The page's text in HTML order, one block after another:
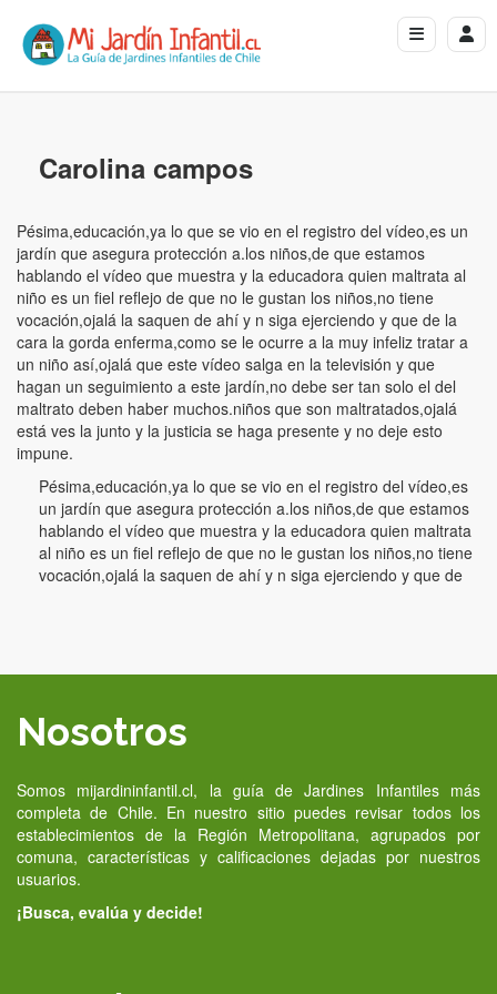
Carolina campos
Pésima,educación,ya lo que se vio en el registro del vídeo,es un
jardín que asegura protección a.los niños,de que estamos
hablando el vídeo que muestra y la educadora quien maltrata al
niño es un fiel reflejo de que no le gustan los niños,no tiene
vocación,ojalá la saquen de ahí y n siga ejerciendo y que de la
cara la gorda enferma,como se le ocurre a la muy infeliz tratar a
un niño así,ojalá que este vídeo salga en la televisión y que
hagan un seguimiento a este jardín,no debe ser tan solo el del
maltrato deben haber muchos.niños que son maltratados,ojalá
está ves la junto y la justicia se haga presente y no deje esto
impune.
Pésima,educación,ya lo que se vio en el registro del vídeo,es
un jardín que asegura protección a.los niños,de que estamos
hablando el vídeo que muestra y la educadora quien maltrata
al niño es un fiel reflejo de que no le gustan los niños,no tiene
vocación,ojalá la saquen de ahí y n siga ejerciendo y que de
Nosotros
Somos mijardininfantil.cl, la guía de Jardines Infantiles más
completa de Chile. En nuestro sitio puedes revisar todos los
establecimientos de la Región Metropolitana, agrupados por
comuna, características y calificaciones dejadas por nuestros
usuarios.
¡Busca, evalúa y decide!